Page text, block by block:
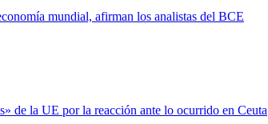
mundial, afirman los analistas del BCE
de la UE por la reacción ante lo ocurrido en Ceuta